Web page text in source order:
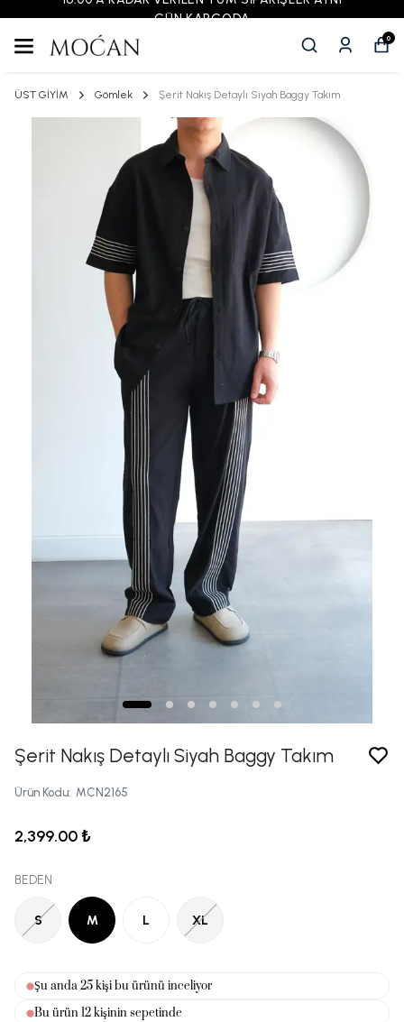
GÜN KARGODA
0
ÜST GİYİM Gömlek Şerit Nakış Detaylı Siyah Baggy Takım
Şerit Nakış Detaylı Siyah Baggy Takım
Ürün Kodu: MCN2165
2,399.00 ₺
BEDEN
S M L XL
Şu anda25kişi bu ürünü inceliyor
Bu ürün12kişinin sepetinde